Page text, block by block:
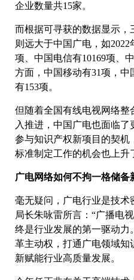
企业数量共15家。
而根据可寻获的数据显示
则远大于中国广电，如
项、中国电信有10169项、
方面，中国移动有31项，中
有153项。
但随着全国有线电视网络整
入推进，中国广电也面临
参与知识产权新项目的契机
标准制定工作的机会也上升
广电网络如何不拘一格储备
毫无疑问，广电行业是技术
局长朱咏雷所言：“广播电
终是行业发展的第一驱动力
革主动权，打通广电领域知
新赋能行业高质量发展。